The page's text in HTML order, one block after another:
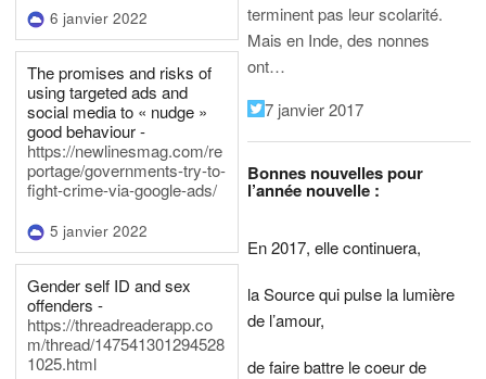
6 janvier 2022
The promises and risks of
using targeted ads and
social media to « nudge »
good behaviour -
https://newlinesmag.com/re
portage/governments-try-to-
fight-crime-via-google-ads/
5 janvier 2022
Gender self ID and sex
offenders -
https://threadreaderapp.co
m/thread/147541301294528
1025.html
terminent pas leur scolarité.
Mais en Inde, des nonnes
ont…
7 janvier 2017
Bonnes nouvelles pour
l’année nouvelle :
En 2017, elle continuera,
la Source qui pulse la lumière
de l’amour,
de faire battre le coeur de